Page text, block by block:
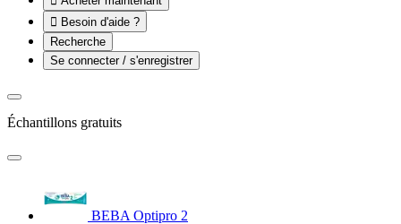
 Besoin d'aide ?
Recherche
Se connecter / s'enregistrer
Échantillons gratuits
BEBA Optipro 2